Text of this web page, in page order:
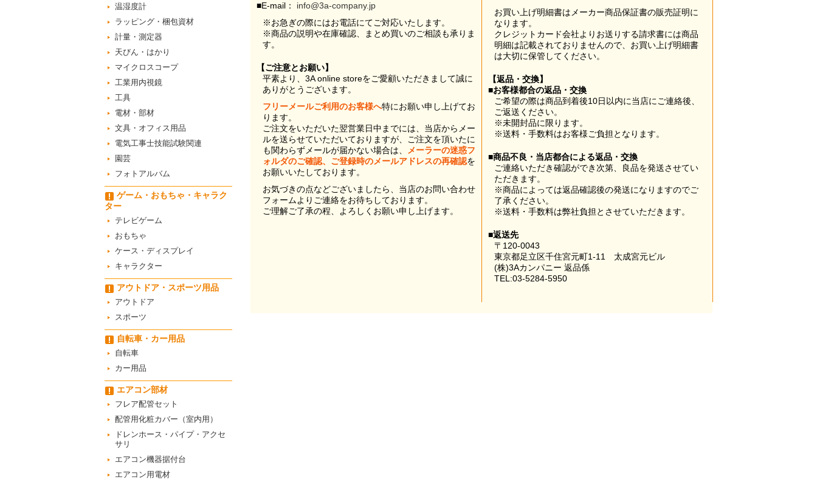
温湿度計
ラッピング・梱包資材
計量・測定器
天びん・はかり
マイクロスコープ
工業用内視鏡
工具
電材・部材
文具・オフィス用品
電気工事士技能試験関連
園芸
フォトアルバム
ゲーム・おもちゃ・キャラク
ター
テレビゲーム
おもちゃ
ケース・ディスプレイ
キャラクター
アウトドア・スポーツ用品
アウトドア
スポーツ
自転車・カー用品
自転車
カー用品
エアコン部材
フレア配管セット
配管用化粧カバー（室内用）
ドレンホース・パイプ・アクセ
サリ
エアコン機器据付台
エアコン用電材
■E-mail：
info@3a-company.jp
※お急ぎの際にはお電話にてご対応いたします。
※商品の説明や在庫確認、まとめ買いのご相談も承りま
す。
【ご注意とお願い】
平素より、3A online storeをご愛顧いただきまして誠に
ありがとうございます。
フリーメールご利用のお客様へ特にお願い申し上げてお
ります。
ご注文をいただいた翌営業日中までには、当店からメー
ルを送らせていただいておりますが、ご注文を頂いたに
も関わらずメールが届かない場合は、
メーラーの迷惑フ
ォルダのご確認、ご登録時のメールアドレスの再確認を
お願いいたしております。
お気づきの点などございましたら、当店のお問い合わせ
フォームよりご連絡をお待ちしております。
ご理解ご了承の程、よろしくお願い申し上げます。
お買い上げ明細書はメーカー商品保証書の販売証明に
なります。
クレジットカード会社よりお送りする請求書には商品
明細は記載されておりませんので、お買い上げ明細書
は大切に保管してください。
【返品・交換】
■お客様都合の返品・交換
ご希望の際は商品到着後10日以内に当店にご連絡後、
ご返送ください。
※未開封品に限ります。
※送料・手数料はお客様ご負担となります。
■商品不良・当店都合による返品・交換
ご連絡いただき確認ができ次第、良品を発送させてい
ただきます。
※商品によっては返品確認後の発送になりますのでご
了承ください。
※送料・手数料は弊社負担とさせていただきます。
■返送先
〒120-0043
東京都足立区千住宮元町1-11 太成宮元ビル
(株)3Aカンパニー 返品係
TEL:03-5284-5950